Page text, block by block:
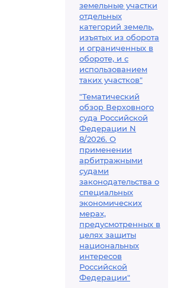
земельные участки
отдельных
категорий земель,
изъятых из оборота
и ограниченных в
обороте, и с
использованием
таких участков"
"Тематический
обзор Верховного
суда Российской
Федерации N
8/2026. О
применении
арбитражными
судами
законодательства о
специальных
экономических
мерах,
предусмотренных в
целях защиты
национальных
интересов
Российской
Федерации"